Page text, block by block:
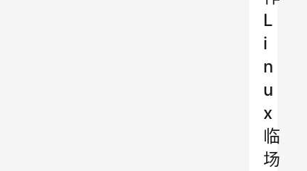
L
i
n
u
x
临
场